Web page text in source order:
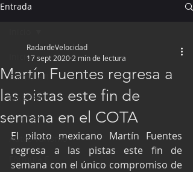
Entrada
Inicio
Fórmula 1
NASCAR
IndyCar
Autos Turismo
Fórmula E
Martín Fuentes regresa a
las pistas este fin de
semana en el COTA
RadardeVelocidad
17 sept 2020 2 min de lectura
El piloto mexicano Martín Fuentes
regresa a las pistas este fin de
semana con el único compromiso de